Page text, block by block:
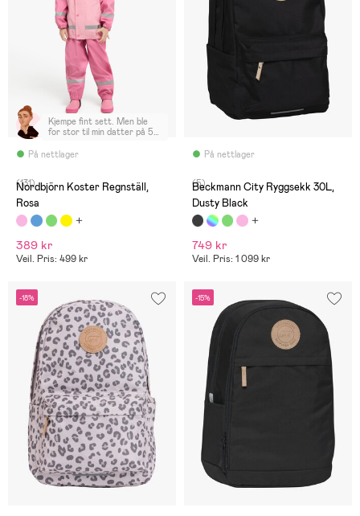
På nettlager
Kjempe fint sett. Men ble
for stor til min datter på 5
(131)
Nordbjörn Koster Regnställ,
Rosa
389 kr
Veil. Pris: 499 kr
På nettlager
(5)
Beckmann City Ryggsekk 30L,
Dusty Black
749 kr
Veil. Pris: 1 099 kr
-18% -15%